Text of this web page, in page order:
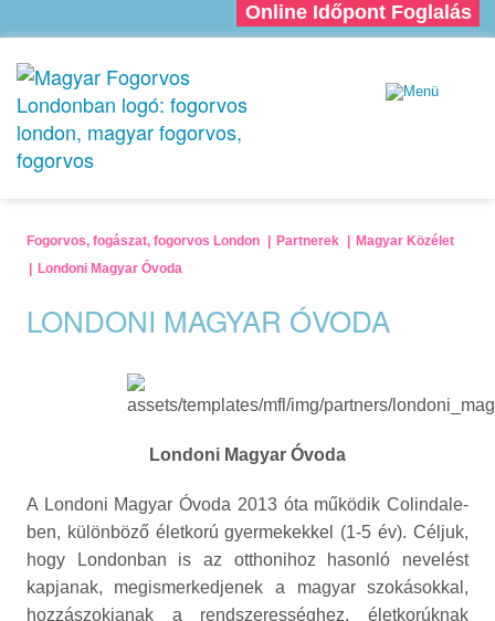
Online Időpont Foglalás
Fogorvos, fogászat, fogorvos London Partnerek
Magyar Közélet
Londoni Magyar Óvoda
LONDONI MAGYAR ÓVODA
Londoni Magyar Óvoda
A Londoni Magyar Óvoda 2013 óta működik Colindale-
ben, különböző életkorú gyermekekkel (1-5 év). Céljuk,
hogy Londonban is az otthonihoz hasonló nevelést
kapjanak, megismerkedjenek a magyar szokásokkal,
hozzászokjanak a rendszerességhez, életkorúknak